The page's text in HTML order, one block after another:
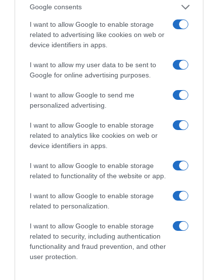
Google consents
I want to allow Google to enable storage
related to advertising like cookies on web or
device identifiers in apps.
I want to allow my user data to be sent to
Google for online advertising purposes.
I want to allow Google to send me
personalized advertising.
I want to allow Google to enable storage
related to analytics like cookies on web or
device identifiers in apps.
I want to allow Google to enable storage
related to functionality of the website or app.
I want to allow Google to enable storage
related to personalization.
I want to allow Google to enable storage
related to security, including authentication
functionality and fraud prevention, and other
user protection.
ΕΙΠΕΣ – ΦΕΡΡΗΣ ΘΟΔΩΡΗΣ
Παρακαλώ Περιμένετε...
ΛΟΓΑΡΙΑΣΜΟΣ - ΛΙΟΛΙΟΥ ΚΑΤΕΡΙΝΑ